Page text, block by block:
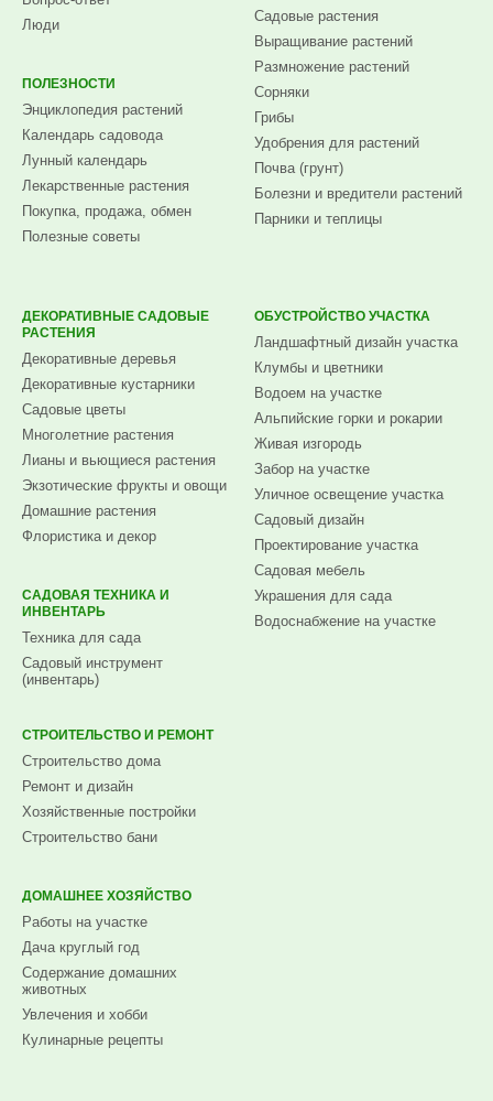
Люди
ПОЛЕЗНОСТИ
Энциклопедия растений
Календарь садовода
Лунный календарь
Лекарственные растения
Покупка, продажа, обмен
Полезные советы
Садовые растения
Выращивание растений
Размножение растений
Сорняки
Грибы
Удобрения для растений
Почва (грунт)
Болезни и вредители растений
Парники и теплицы
ДЕКОРАТИВНЫЕ САДОВЫЕ
РАСТЕНИЯ
Декоративные деревья
Декоративные кустарники
Садовые цветы
Многолетние растения
Лианы и вьющиеся растения
Экзотические фрукты и овощи
Домашние растения
Флористика и декор
САДОВАЯ ТЕХНИКА И
ИНВЕНТАРЬ
Техника для сада
Садовый инструмент
(инвентарь)
ОБУСТРОЙСТВО УЧАСТКА
Ландшафтный дизайн участка
Клумбы и цветники
Водоем на участке
Альпийские горки и рокарии
Живая изгородь
Забор на участке
Уличное освещение участка
Садовый дизайн
Проектирование участка
Садовая мебель
Украшения для сада
Водоснабжение на участке
СТРОИТЕЛЬСТВО И РЕМОНТ
Строительство дома
Ремонт и дизайн
Хозяйственные постройки
Строительство бани
ДОМАШНЕЕ ХОЗЯЙСТВО
Работы на участке
Дача круглый год
Содержание домашних
животных
Увлечения и хобби
Кулинарные рецепты